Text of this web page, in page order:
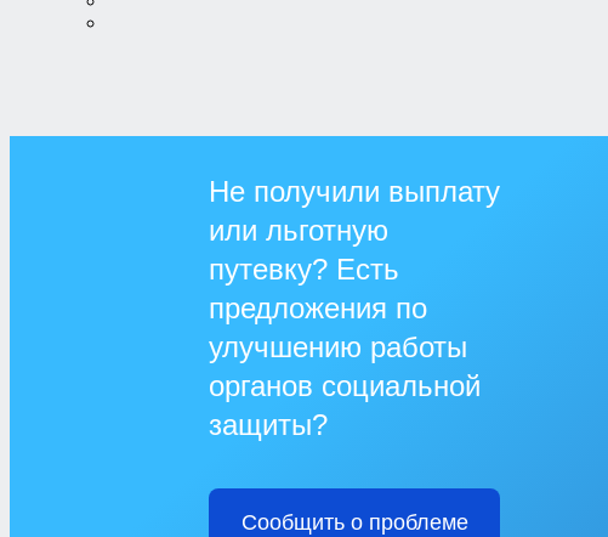
Не получили выплату
или льготную
путевку? Есть
предложения по
улучшению работы
органов социальной
защиты?
Сообщить о проблеме